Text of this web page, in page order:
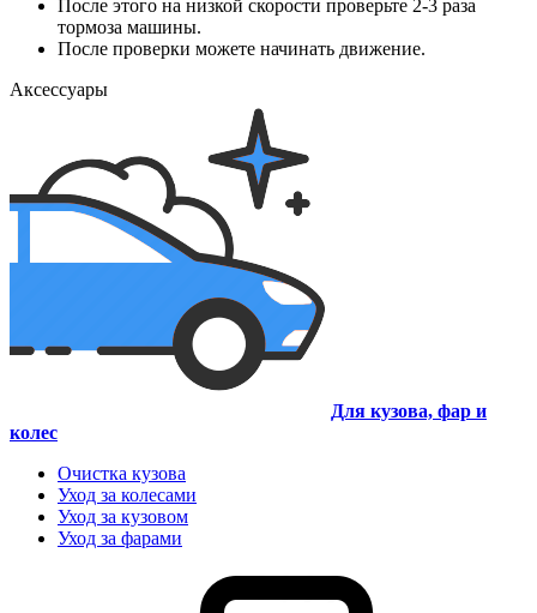
После этого на низкой скорости проверьте 2-3 раза
тормоза машины.
После проверки можете начинать движение.
Аксессуары
Для кузова, фар и
колес
Очистка кузова
Уход за колесами
Уход за кузовом
Уход за фарами